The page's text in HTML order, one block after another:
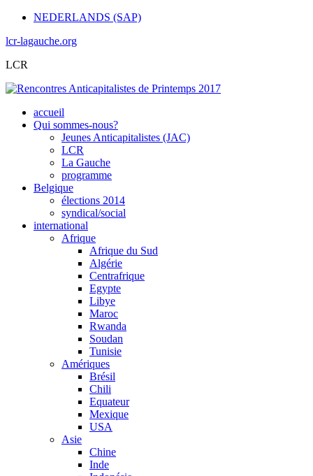
NEDERLANDS (SAP)
lcr-lagauche.org
LCR
accueil
Qui sommes-nous?
Jeunes Anticapitalistes (JAC)
LCR
La Gauche
programme
Belgique
élections 2014
syndical/social
international
Afrique
Afrique du Sud
Algérie
Centrafrique
Egypte
Libye
Maroc
Rwanda
Soudan
Tunisie
Amériques
Brésil
Chili
Equateur
Mexique
USA
Asie
Chine
Inde